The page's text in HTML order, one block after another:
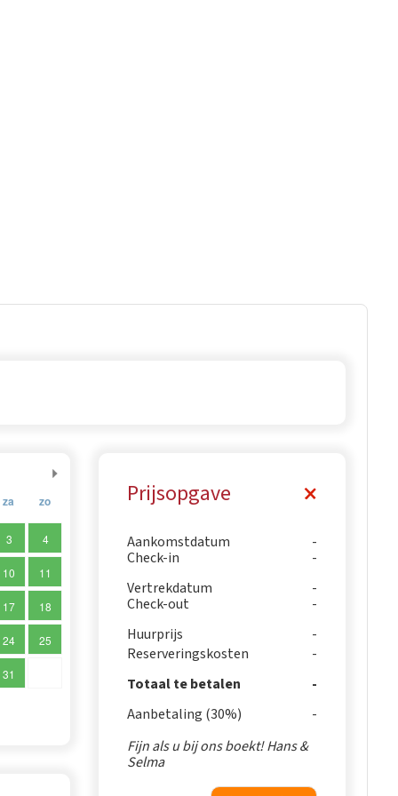
za zo
3 4
10 11
17 18
24 25
31
Prijsopgave
Aankomstdatum
Check-in
Vertrekdatum
Check-out
Huurprijs
Reserveringskosten
Totaal te betalen
Aanbetaling (30%)
Fijn als u bij ons boekt! Hans &
Selma